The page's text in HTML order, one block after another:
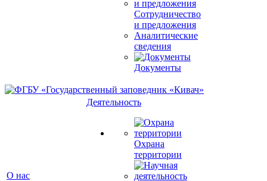
Сотрудничество
и предложения
Аналитические
сведения
Документы
О нас
Деятельность
Охрана
территории